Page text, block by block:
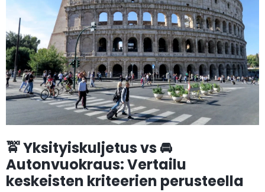
🚖 Yksityiskuljetus vs 🚘
Autonvuokraus: Vertailu
keskeisten kriteerien perusteella